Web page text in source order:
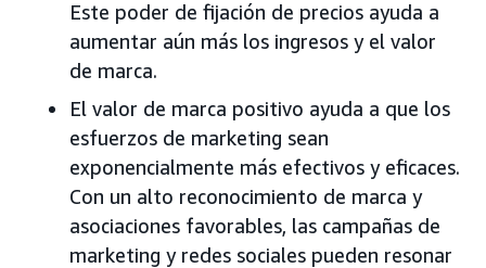
Este poder de fijación de precios ayuda a
aumentar aún más los ingresos y el valor
de marca.
El valor de marca positivo ayuda a que los
esfuerzos de marketing sean
exponencialmente más efectivos y eficaces.
Con un alto reconocimiento de marca y
asociaciones favorables, las campañas de
marketing y redes sociales pueden resonar